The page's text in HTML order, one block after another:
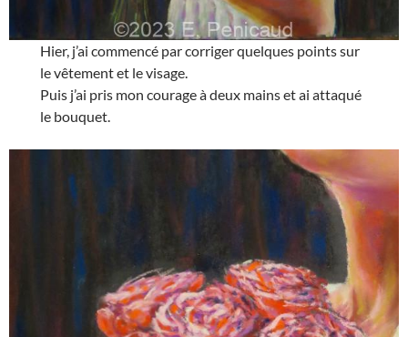
Hier, j’ai commencé par corriger quelques points sur
le vêtement et le visage.
Puis j’ai pris mon courage à deux mains et ai attaqué
le bouquet.